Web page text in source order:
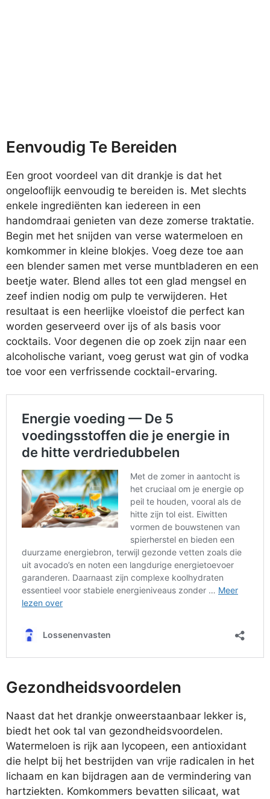
Eenvoudig Te Bereiden
Een groot voordeel van dit drankje is dat het
ongelooflijk eenvoudig te bereiden is. Met slechts
enkele ingrediënten kan iedereen in een
handomdraai genieten van deze zomerse traktatie.
Begin met het snijden van verse watermeloen en
komkommer in kleine blokjes. Voeg deze toe aan
een blender samen met verse muntbladeren en een
beetje water. Blend alles tot een glad mengsel en
zeef indien nodig om pulp te verwijderen. Het
resultaat is een heerlijke vloeistof die perfect kan
worden geserveerd over ijs of als basis voor
cocktails. Voor degenen die op zoek zijn naar een
alcoholische variant, voeg gerust wat gin of vodka
toe voor een verfrissende cocktail-ervaring.
Gezondheidsvoordelen
Naast dat het drankje onweerstaanbaar lekker is,
biedt het ook tal van gezondheidsvoordelen.
Watermeloen is rijk aan lycopeen, een antioxidant
die helpt bij het bestrijden van vrije radicalen in het
lichaam en kan bijdragen aan de vermindering van
hartziekten. Komkommers bevatten silicaat, wat